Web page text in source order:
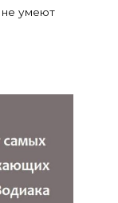
не умеют